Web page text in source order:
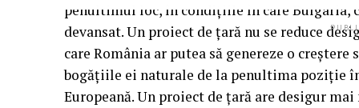
penultimul loc, în condițiile în care Bulgaria,
devansat. Un proiect de țară nu se reduce
care România ar putea să genereze o
bogățiile ei naturale de la penultima poziție
Europeană. Un proiect de țară are desigur